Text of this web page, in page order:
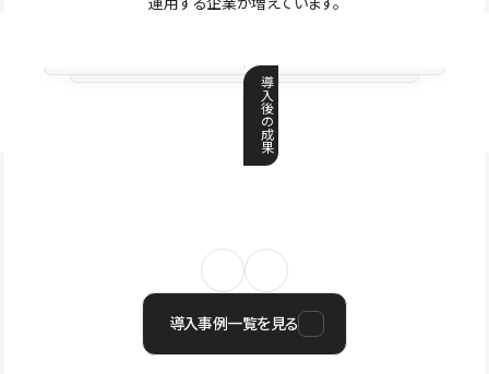
導
入
後
の
成
果
導入事例一覧を見る